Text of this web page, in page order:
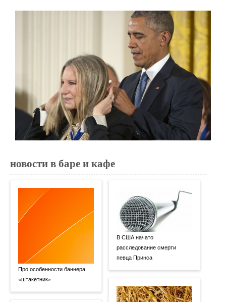
новости в баре и кафе
Про особенности баннера
«штакетник»
В США начато
расследование смерти
певца Принса